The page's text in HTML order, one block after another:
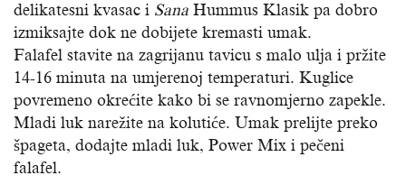
delikatesni kvasac i Sana Hummus Klasik pa dobro
izmiksajte dok ne dobijete kremasti umak.
Falafel stavite na zagrijanu tavicu s malo ulja i pržite
14-16 minuta na umjerenoj temperaturi. Kuglice
povremeno okrećite kako bi se ravnomjerno zapekle.
Mladi luk narežite na kolutiće. Umak prelijte preko
špageta, dodajte mladi luk, Power Mix i pečeni
falafel.